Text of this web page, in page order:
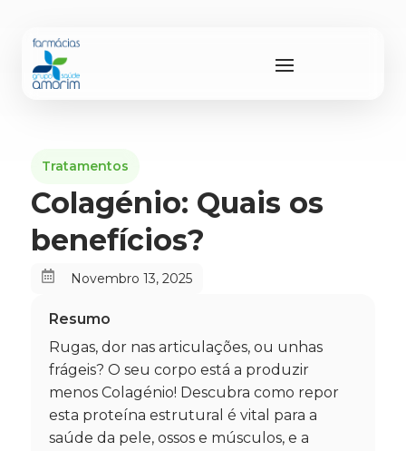
Tratamentos
Colagénio: Quais os
benefícios?
 Novembro 13, 2025
Resumo
Rugas, dor nas articulações, ou unhas
frágeis? O seu corpo está a produzir
menos Colagénio! Descubra como repor
esta proteína estrutural é vital para a
saúde da pele, ossos e músculos, e a